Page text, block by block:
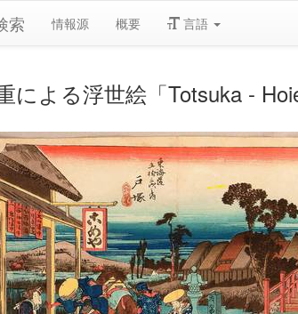
索 情報源 概要 言語
による浮世絵「Totsuka -